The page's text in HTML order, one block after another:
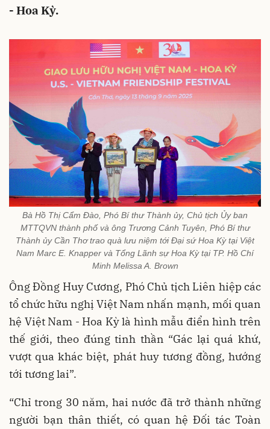
- Hoa Kỳ.
Bà Hồ Thị Cẩm Đào, Phó Bí thư Thành ủy, Chủ tịch Ủy ban
MTTQVN thành phố và ông Trương Cảnh Tuyên, Phó Bí thư
Thành ủy Cần Thơ trao quà lưu niệm tới Đại sứ Hoa Kỳ tại Việt
Nam Marc E. Knapper và Tổng Lãnh sự Hoa Kỳ tại TP. Hồ Chí
Minh Melissa A. Brown
Ông Đồng Huy Cương, Phó Chủ tịch Liên hiệp các
tổ chức hữu nghị Việt Nam nhấn mạnh, mối quan
hệ Việt Nam - Hoa Kỳ là hình mẫu điển hình trên
thế giới, theo đúng tinh thần “Gác lại quá khứ,
vượt qua khác biệt, phát huy tương đồng, hướng
tới tương lai”.
“Chỉ trong 30 năm, hai nước đã trở thành những
người bạn thân thiết, có quan hệ Đối tác Toàn